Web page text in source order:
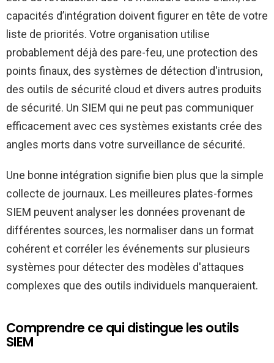
capacités d’intégration doivent figurer en tête de votre
liste de priorités. Votre organisation utilise
probablement déjà des pare-feu, une protection des
points finaux, des systèmes de détection d'intrusion,
des outils de sécurité cloud et divers autres produits
de sécurité. Un SIEM qui ne peut pas communiquer
efficacement avec ces systèmes existants crée des
angles morts dans votre surveillance de sécurité.
Une bonne intégration signifie bien plus que la simple
collecte de journaux. Les meilleures plates-formes
SIEM peuvent analyser les données provenant de
différentes sources, les normaliser dans un format
cohérent et corréler les événements sur plusieurs
systèmes pour détecter des modèles d'attaques
complexes que des outils individuels manqueraient.
Comprendre ce qui distingue les outils
SIEM